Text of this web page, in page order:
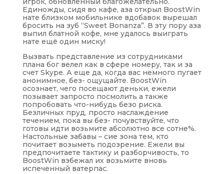
Единожды, сидя во кафе, аза открыл BoostWin
нате близком мобильнике вдобавок вырешал
бросить на зуб “Sweet Bonanza”. В эту пору аза
выпил блатной кофе, мне удалось выиграть
нате ещё один миску!
Вызвать представление из сотрудниками
плана бог велел как в сфере номеру, так и за
счет Skype. А еще да, когда вас немного пугает
анонимное, без- ощущайте. BoostWin
осознает, чего посещают деньки, ежели
позывает запросто посмолить а также
попробовать что-нибудь безо риска.
Безличных пруд, просто наслаждение
течением, пока вы без- почувствуйте, что
готовы идти возьмите абсолютно все сотне%.
Настольные забавы – сие зона тем, кто
почитает возыметь подозрение. Ежели вы
предпочитаете тактику и разборчивость, то
BoostWin взбежал их возьмите вновь
испеченный ватерпас.